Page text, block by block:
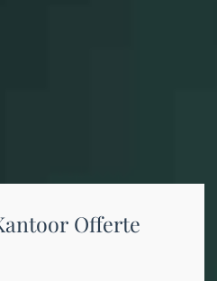
Offerte